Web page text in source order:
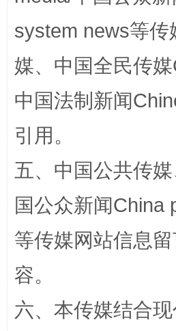
国家大学科技园优化重塑工
扯下公款旅游的“隐身衣”
system news等
媒、中国全民传
中国法制新闻
引用。
五、中国公共传
国公众新闻China
等传媒网站信息
容。
六、本传媒结合